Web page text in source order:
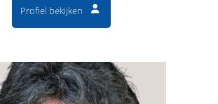
Profiel bekijken